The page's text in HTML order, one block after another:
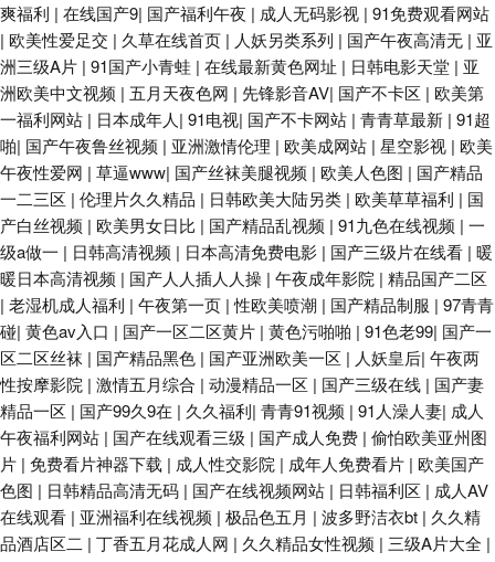
爽福利 | 在线国产9| 国产福利午夜 | 成人无码影视 | 91免费观看网站
| 欧美性爱足交 | 久草在线首页 | 人妖另类系列 | 国产午夜高清无 | 亚
洲三级A片 | 91国产小青蛙 | 在线最新黄色网址 | 日韩电影天堂 | 亚
洲欧美中文视频 | 五月天夜色网 | 先锋影音AV| 国产不卡区 | 欧美第
一福利网站 | 日本成年人| 91电视| 国产不卡网站 | 青青草最新 | 91超
啪| 国产午夜鲁丝视频 | 亚洲激情伦理 | 欧美成网站 | 星空影视 | 欧美
午夜性爱网 | 草逼www| 国产丝袜美腿视频 | 欧美人色图 | 国产精品
一二三区 | 伦理片久久精品 | 日韩欧美大陆另类 | 欧美草草福利 | 国
产白丝视频 | 欧美男女日比 | 国产精品乱视频 | 91九色在线视频 | 一
级a做一 | 日韩高清视频 | 日本高清免费电影 | 国产三级片在线看 | 暖
暖日本高清视频 | 国产人人插人人操 | 午夜成年影院 | 精品国产二区
| 老湿机成人福利 | 午夜第一页 |性欧美喷潮 | 国产精品制服 | 97青青
碰| 黄色av入口 | 国产一区二区黄片 | 黄色污啪啪 | 91色老99| 国产一
区二区丝袜 | 国产精品黑色 | 国产亚洲欧美一区 | 人妖皇后| 午夜两
性按摩影院 | 激情五月综合 | 动漫精品一区 | 国产三级在线 | 国产妻
精品一区 | 国产99久9在 | 久久福利| 青青91视频 | 91人澡人妻| 成人
午夜福利网站 | 国产在线观看三级 | 国产成人免费 | 偷怕欧美亚州图
片 | 免费看片神器下载 | 成人性交影院 | 成年人免费看片 | 欧美国产
色图 | 日韩精品高清无码 | 国产在线视频网站 | 日韩福利区 | 成人AV
在线观看 | 亚洲福利在线视频 | 极品色五月 | 波多野洁衣bt | 久久精
品酒店区二 | 丁香五月花成人网 | 久久精品女性视频 | 三级A片大全 |